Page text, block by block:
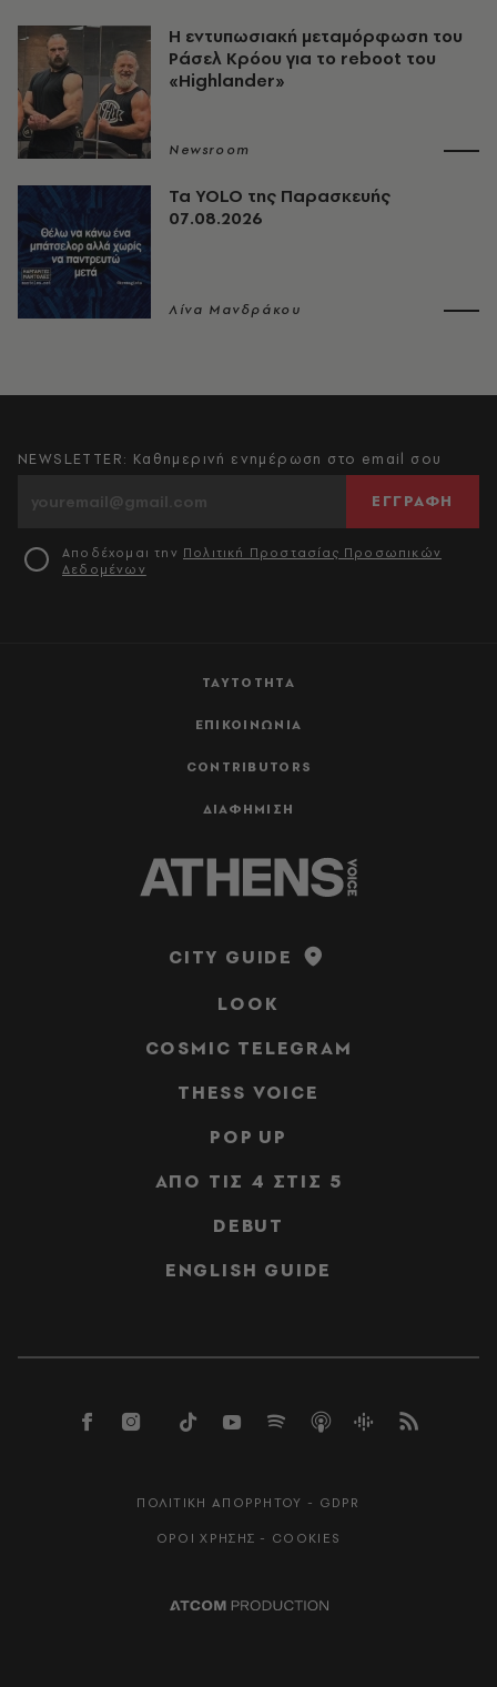
Η εντυπωσιακή μεταμόρφωση του
Ράσελ Κρόου για το reboot του
«Highlander»
Newsroom
Τα YOLO της Παρασκευής
07.08.2026
Λίνα Μανδράκου
ΤΑΥΤΟΤΗΤΑ
ΕΠΙΚΟΙΝΩΝΙΑ
CONTRIBUTORS
ΔΙΑΦΗΜΙΣΗ
NEWSLETTER: Καθημερινή ενημέρωση στο email σου
ΕΓΓΡΑΦΗ
Αποδέχομαι την Πολιτική Προστασίας Προσωπικών
Δεδομένων
CITY GUIDE
LOOK
COSMIC TELEGRAM
THESS VOICE
POP UP
ΑΠΟ ΤΙΣ 4 ΣΤΙΣ 5
DEBUT
ENGLISH GUIDE
ΠΟΛΙΤΙΚΗ ΑΠΟΡΡΗΤΟΥ - GDPR
ΟΡΟΙ ΧΡΗΣΗΣ - COOKIES